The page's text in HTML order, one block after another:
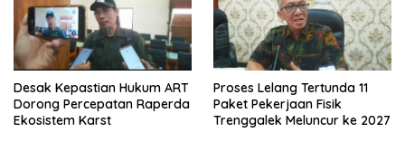
Desak Kepastian Hukum ART
Dorong Percepatan Raperda
Ekosistem Karst
Proses Lelang Tertunda 11
Paket Pekerjaan Fisik
Trenggalek Meluncur ke 2027